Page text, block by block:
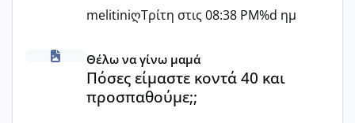
melitiniღΤρίτη στις 08:38 PM%d ημ
Πόσες είμαστε κοντά 40 και προσπαθούμε;;
Θέλω να γίνω μαμά
Πόσες είμαστε κοντά 40 και
προσπαθούμε;;